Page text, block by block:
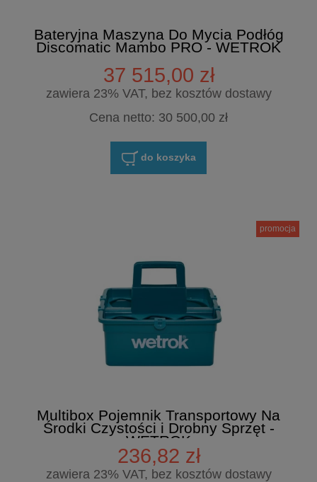
Bateryjna Maszyna Do Mycia Podłóg
Discomatic Mambo PRO - WETROK
37 515,00 zł
zawiera 23% VAT, bez kosztów dostawy
Cena netto: 30 500,00 zł
do koszyka
Multibox Pojemnik Transportowy Na
Środki Czystości i Drobny Sprzęt -
WETROK
236,82 zł
zawiera 23% VAT, bez kosztów dostawy
promocja